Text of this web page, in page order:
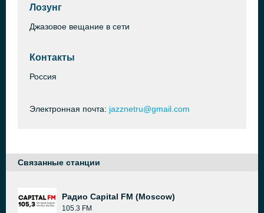
Лозунг
Джазовое вещание в сети
Контакты
Россия
Электронная почта: jazznetru@gmail.com
Связанные станции
Радио Capital FM (Moscow)
105.3 FM